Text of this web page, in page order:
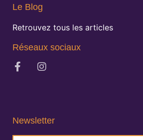
Le Blog
Retrouvez tous les articles
Réseaux sociaux
Newsletter